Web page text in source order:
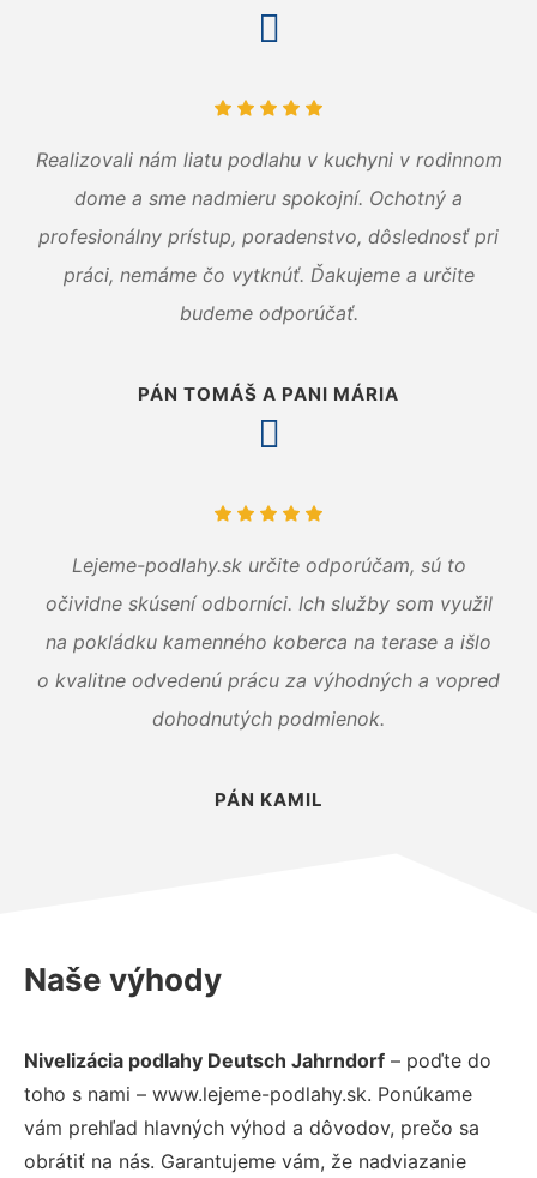
Realizovali nám liatu podlahu v kuchyni v rodinnom
dome a sme nadmieru spokojní. Ochotný a
profesionálny prístup, poradenstvo, dôslednosť pri
práci, nemáme čo vytknúť. Ďakujeme a určite
budeme odporúčať.
PÁN TOMÁŠ A PANI MÁRIA
Lejeme-podlahy.sk určite odporúčam, sú to
očividne skúsení odborníci. Ich služby som využil
na pokládku kamenného koberca na terase a išlo
o kvalitne odvedenú prácu za výhodných a vopred
dohodnutých podmienok.
PÁN KAMIL
Naše výhody
Nivelizácia podlahy Deutsch Jahrndorf – poďte do
toho s nami – www.lejeme-podlahy.sk. Ponúkame
vám prehľad hlavných výhod a dôvodov, prečo sa
obrátiť na nás. Garantujeme vám, že nadviazanie